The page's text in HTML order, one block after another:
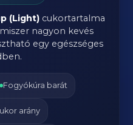
(Light)cukortartalma
nagyon kevés
egy egészséges
Fogyókúra barát
arány